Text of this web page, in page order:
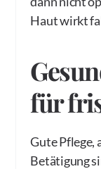
Haut wirkt
für
Gute Pflege,
Betätigung